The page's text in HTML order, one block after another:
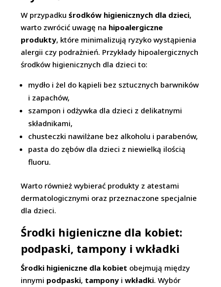
W przypadkuśrodków higienicznych dla dzieci,
warto zwrócić uwagę na hipoalergiczne
produkty, które minimalizują ryzyko wystąpienia
alergii czy podrażnień. Przykłady hipoalergicznych
środków higienicznych dla dzieci to:
mydło i żel do kąpieli bez sztucznych barwników
i zapachów,
szampon i odżywka dla dzieci z delikatnymi
składnikami,
chusteczki nawilżane bez alkoholu i parabenów,
pasta do zębów dla dzieci z niewielką ilością
fluoru.
Warto również wybierać produkty z atestami
dermatologicznymi oraz przeznaczone specjalnie
dla dzieci.
Środki higieniczne dla kobiet:
podpaski, tampony i wkładki
Środki higieniczne dla kobiet obejmują między
innymi podpaski, tampony iwkładki. Wybór